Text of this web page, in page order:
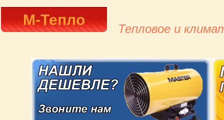
М-Тепло
Тепловое и